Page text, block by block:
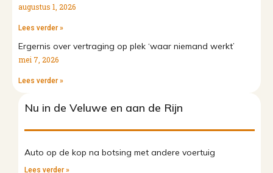
augustus 1, 2026
Lees verder »
Ergernis over vertraging op plek ‘waar niemand werkt’
mei 7, 2026
Lees verder »
Nu in de Veluwe en aan de Rijn
Auto op de kop na botsing met andere voertuig
Lees verder »